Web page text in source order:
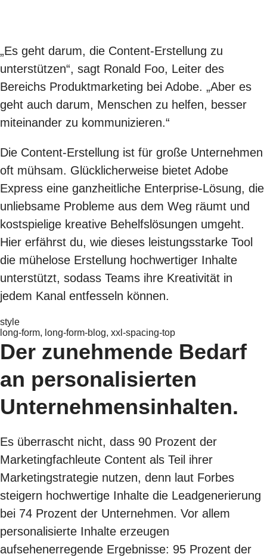
„Es geht darum, die Content-Erstellung zu
unterstützen“, sagt Ronald Foo, Leiter des
Bereichs Produktmarketing bei Adobe. „Aber es
geht auch darum, Menschen zu helfen, besser
miteinander zu kommunizieren.“
Die Content-Erstellung ist für große Unternehmen
oft mühsam. Glücklicherweise bietet Adobe
Express eine ganzheitliche Enterprise-Lösung, die
unliebsame Probleme aus dem Weg räumt und
kostspielige kreative Behelfslösungen umgeht.
Hier erfährst du, wie dieses leistungsstarke Tool
die mühelose Erstellung hochwertiger Inhalte
unterstützt, sodass Teams ihre Kreativität in
jedem Kanal entfesseln können.
style
long-form, long-form-blog, xxl-spacing-top
Der zunehmende Bedarf
an personalisierten
Unternehmensinhalten.
Es überrascht nicht, dass 90 Prozent der
Marketingfachleute Content als Teil ihrer
Marketingstrategie nutzen, denn laut Forbes
steigern hochwertige Inhalte die Leadgenerierung
bei 74 Prozent der Unternehmen. Vor allem
personalisierte Inhalte erzeugen
aufsehenerregende Ergebnisse: 95 Prozent der